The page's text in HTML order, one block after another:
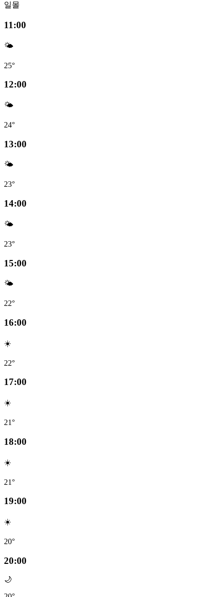
일몰
11:00
🌤️
25°
12:00
🌤️
24°
13:00
🌤️
23°
14:00
🌤️
23°
15:00
🌤️
22°
16:00
☀️
22°
17:00
☀️
21°
18:00
☀️
21°
19:00
☀️
20°
20:00
🌙